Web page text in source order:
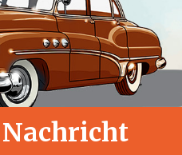
Nachricht